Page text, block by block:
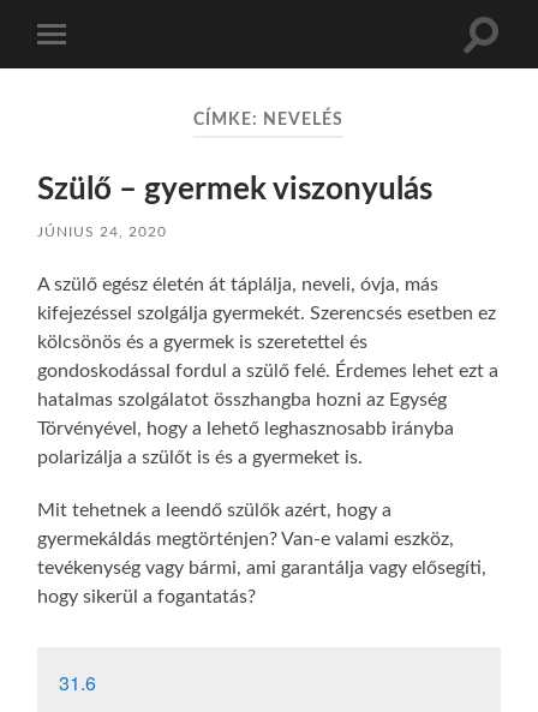
mobile
Toggle
CÍMKE: NEVELÉS
Szülő – gyermek viszonyulás
JÚNIUS 24, 2020
A szülő egész életén át táplálja, neveli, óvja, más
kifejezéssel szolgálja gyermekét. Szerencsés esetben ez
kölcsönös és a gyermek is szeretettel és
gondoskodással fordul a szülő felé. Érdemes lehet ezt a
hatalmas szolgálatot összhangba hozni az Egység
Törvényével, hogy a lehető leghasznosabb irányba
polarizálja a szülőt is és a gyermeket is.
Mit tehetnek a leendő szülők azért, hogy a
gyermekáldás megtörténjen? Van-e valami eszköz,
tevékenység vagy bármi, ami garantálja vagy elősegíti,
hogy sikerül a fogantatás?
31.6